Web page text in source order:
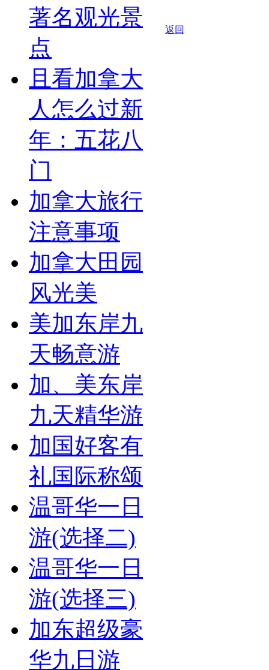
著名观光景
点
且看加拿大
人怎么过新
年：五花八
门
加拿大旅行
注意事项
加拿大田园
风光美
美加东岸九
天畅意游
加、美东岸
九天精华游
加国好客有
礼国际称颂
温哥华一日
游(选择二)
温哥华一日
游(选择三)
加东超级豪
华九日游
返回